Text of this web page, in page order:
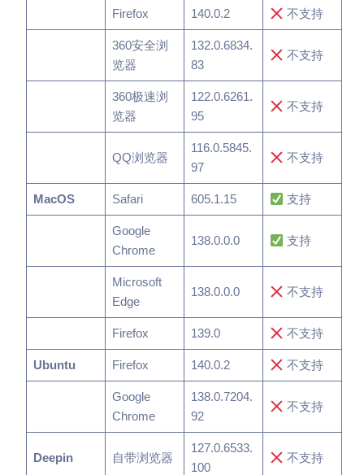
Firefox 140.0.2 不支持
360安全浏
览器
132.0.6834.
83
不支持
360极速浏
览器
122.0.6261.
95
不支持
QQ浏览器
116.0.5845.
97
不支持
MacOS Safari 605.1.15 支持
Google
Chrome
138.0.0.0 支持
Microsoft
Edge
138.0.0.0 不支持
Firefox 139.0 不支持
Ubuntu Firefox 140.0.2 不支持
Google
Chrome
138.0.7204.
92
不支持
Deepin 自带浏览器
127.0.6533.
100
不支持